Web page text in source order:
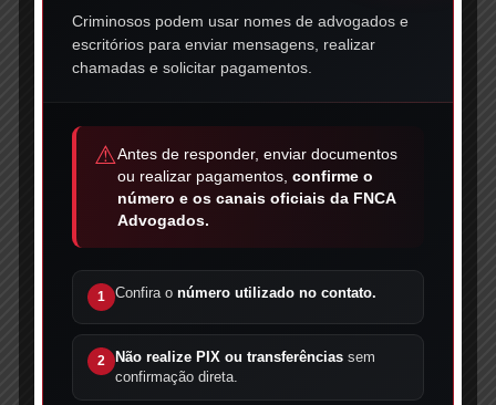
Mensagem
Criminosos podem usar nomes de advogados e
escritórios para enviar mensagens, realizar
chamadas e solicitar pagamentos.
⚠Antes de responder, enviar documentos
ou realizar pagamentos, confirme o
número e os canais oficiais da FNCA
Advogados.
1 Confira o número utilizado no contato.
2 Não realize PIX ou transferências sem
confirmação direta.